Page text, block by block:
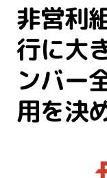
非営利
行に大
ンバー
用を決